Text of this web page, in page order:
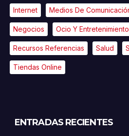
Internet Medios De
Negocios Ocio Y Entretenimiento
Recursos Referencias Salud
Tiendas Online
ENTRADAS RECIENTES